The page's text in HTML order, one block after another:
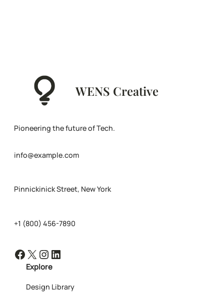
WENS Creative
Pioneering the future of Tech.
info@example.com
Pinnickinick Street, New York
+1 (800) 456-7890
Facebook X Instagram LinkedIn
Explore
Design Library